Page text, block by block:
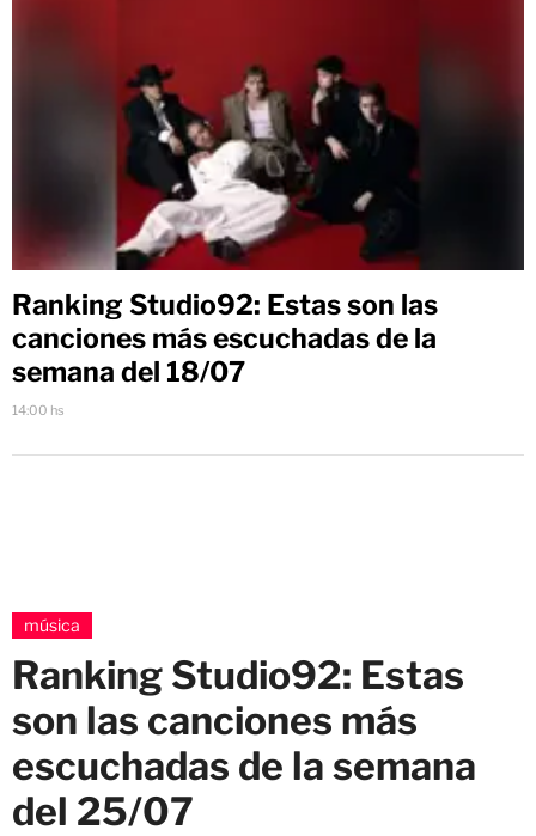
Ranking Studio92: Estas son las
canciones más escuchadas de la
semana del 18/07
14:00 hs
música
Ranking Studio92: Estas
son las canciones más
escuchadas de la semana
del 25/07